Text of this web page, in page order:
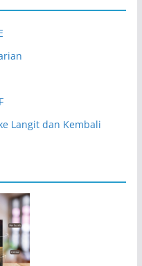
Langit dan Kembali